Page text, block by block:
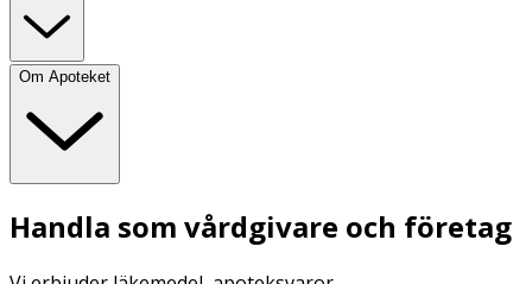
Om Apoteket
Handla som vårdgivare och företag